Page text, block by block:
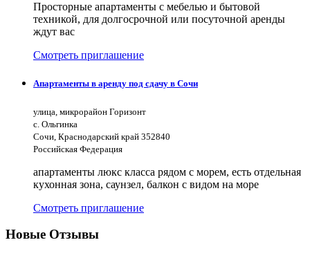
Просторные апартаменты с мебелью и бытовой
техникой, для долгосрочной или посуточной аренды
ждут вас
Смотреть приглашение
Апартаменты в аренду под сдачу в Сочи
улица, микрорайон Горизонт
с. Ольгинка
Сочи, Краснодарский край 352840
Российская Федерация
апартаменты люкс класса рядом с морем, есть отдельная
кухонная зона, саунзел, балкон с видом на море
Смотреть приглашение
Новые Отзывы